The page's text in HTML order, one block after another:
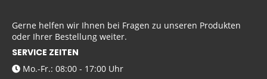
Gerne helfen wir Ihnen bei Fragen zu unseren Produkten
oder Ihrer Bestellung weiter.
SERVICE ZEITEN
Mo.-Fr.: 08:00 - 17:00 Uhr